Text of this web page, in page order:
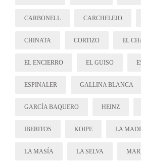
CARBONELL CARCHELEJO
CHINATA CORTIZO EL
EL ENCIERRO EL GUISO
ESPINALER GALLINA BLANCA
GARCÍA BAQUERO HEINZ
IBERITOS KOIPE LA
LA MASÍA LA SELVA